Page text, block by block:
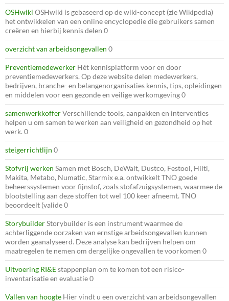
OSHwiki OSHwiki is gebaseerd op de wiki-concept (zie Wikipedia)
het ontwikkelen van een online encyclopedie die gebruikers samen
creëren en hierbij kennis delen 0
overzicht van arbeidsongevallen 0
Preventiemedewerker Hét kennisplatform voor en door
preventiemedewerkers. Op deze website delen medewerkers,
bedrijven, branche- en belangenorganisaties kennis, tips, opleidingen
en middelen voor een gezonde en veilige werkomgeving 0
samenwerkkofferVerschillende tools, aanpakken en interventies
helpen u om samen te werken aan veiligheid en gezondheid op het
werk. 0
steigerrichtlijn 0
Stofvrij werken Samen met Bosch, DeWalt, Dustco, Festool, Hilti,
Makita, Metabo, Numatic, Starmix e.a. ontwikkelt TNO goede
beheerssystemen voor fijnstof, zoals stofafzuigsystemen, waarmee de
blootstelling aan deze stoffen tot wel 100 keer afneemt. TNO
beoordeelt (valide 0
StorybuilderStorybuilder is een instrument waarmee de
achterliggende oorzaken van ernstige arbeidsongevallen kunnen
worden geanalyseerd. Deze analyse kan bedrijven helpen om
maatregelen te nemen om dergelijke ongevallen te voorkomen 0
Uitvoering RI&Estappenplan om te komen tot een risico-
inventarisatie en evaluatie 0
Vallen van hoogte Hier vindt u een overzicht van arbeidsongevallen